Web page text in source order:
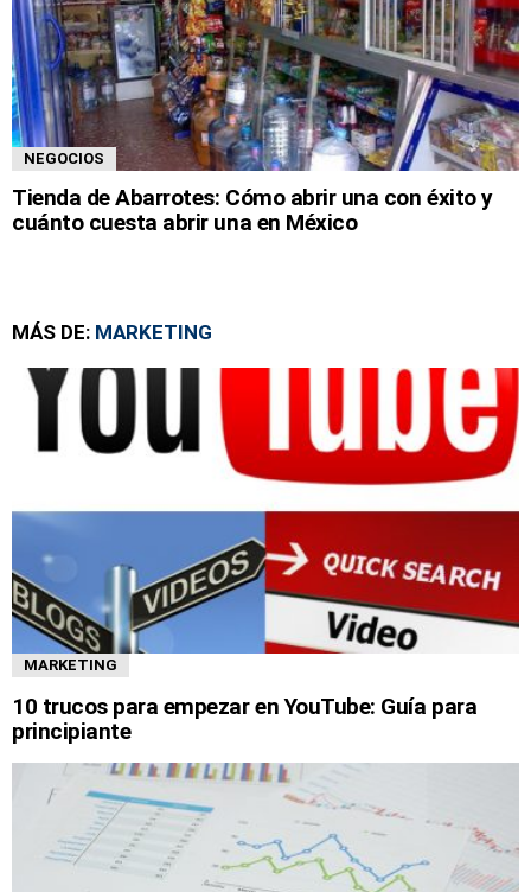
NEGOCIOS
Tienda de Abarrotes: Cómo abrir una con éxito y
cuánto cuesta abrir una en México
MÁS DE: MARKETING
MARKETING
10 trucos para empezar en YouTube: Guía para
principiante